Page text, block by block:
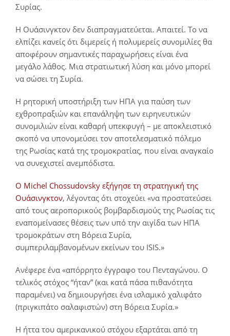
Συρίας.
Η Ουάσινγκτον δεν διαπραγματεύεται. Απαιτεί. Το να
ελπίζει κανείς ότι διμερείς ή πολυμερείς συνομιλίες θα
αποφέρουν σημαντικές παραχωρήσεις είναι ένα
μεγάλο λάθος. Μια στρατιωτική λύση και μόνο μπορεί
να σώσει τη Συρία.
Η ρητορική υποστήριξη των ΗΠΑ για παύση των
εχθροπραξιών και επανάληψη των ειρηνευτικών
συνομιλιών είναι καθαρή υπεκφυγή – με αποκλειστικό
σκοπό να υπονομεύσει τον αποτελεσματικό πόλεμο
της Ρωσίας κατά της τρομοκρατίας, που είναι αναγκαίο
να συνεχιστεί ανεμπόδιστα.
Ο Michel Chossudovsky εξήγησε τη στρατηγική της
Ουάσινγκτον, λέγοντας ότι στοχεύει «να προστατεύσει
από τους αεροπορικούς βομβαρδισμούς της Ρωσίας τις
εναπομείνασες θέσεις των υπό την αιγίδα των ΗΠΑ
τρομοκράτων στη Βόρεια Συρία,
συμπεριλαμβανομένων εκείνων του ISIS.»
Ανέφερε ένα «απόρρητο έγγραφο του Πενταγώνου. Ο
τελικός στόχος “ήταν” (και κατά πάσα πιθανότητα
παραμένει) να δημιουργήσει ένα ισλαμικό χαλιφάτο
(πριγκιπάτο σαλαφιστών) στη Βόρεια Συρία.»
Η ήττα του αμερικανικού στόχου εξαρτάται από τη